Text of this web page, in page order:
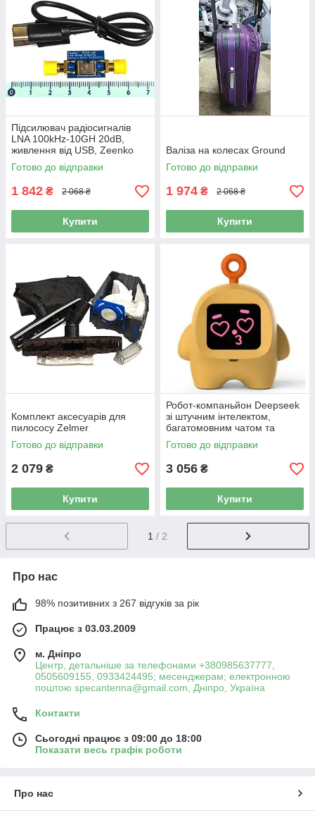
Підсилювач радіосигналів
LNA 100kHz-10GH 20dB,
живлення від USB, Zeenko
ZK09-UM
Готово до відправки
1 842 ₴ 2 068 ₴
Купити
Валіза на колесах Ground
Готово до відправки
1 974 ₴ 2 068 ₴
Купити
Комплект аксесуарів для
пилососу Zelmer
Готово до відправки
2 079 ₴
Купити
Робот-компаньйон Deepseek
зі штучним інтелектом,
багатомовним чатом та
функцією навчання,
портативний цифровий
Готово до відправки
3 056 ₴
Купити
1 / 2
Про нас
98% позитивних з 267 відгуків за рік
Працює з 03.03.2009
м. Дніпро
Центр, детальніше за телефонами +380985637777,
0505609155, 0933424495; месенджерам; електронною
поштою specantenna@gmail.com, Дніпро, Україна
Контакти
Сьогодні працює з 09:00 до 18:00
Показати весь графік роботи
Про нас